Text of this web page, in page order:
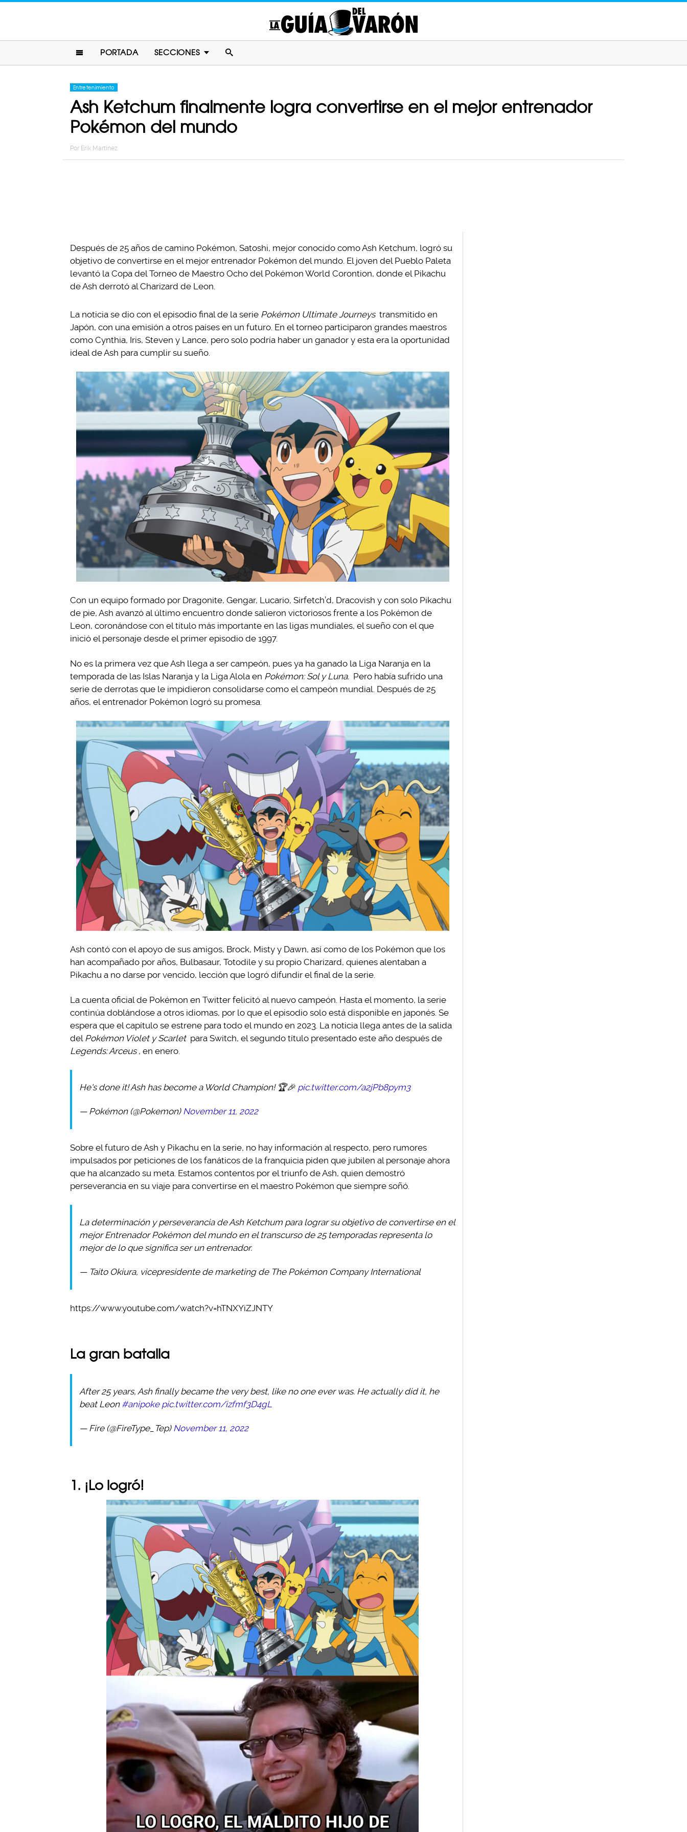
PORTADA SECCIONES
Entretenimiento
Ash Ketchum finalmente logra convertirse en el mejor entrenador
Pokémon del mundo
Por Erik Martinez
Después de 25 años de camino Pokémon, Satoshi, mejor conocido como Ash Ketchum, logró su
objetivo de convertirse en el mejor entrenador Pokémon del mundo. El joven del Pueblo Paleta
levantó la Copa del Torneo de Maestro Ocho del Pokémon World Corontion, donde el Pikachu
de Ash derrotó al Charizard de Leon.
La noticia se dio con el episodio final de la serie Pokémon Ultimate Journeys transmitido en
Japón, con una emisión a otros países en un futuro. En el torneo participaron grandes maestros
como Cynthia, Iris, Steven y Lance, pero solo podría haber un ganador y esta era la oportunidad
ideal de Ash para cumplir su sueño.
Con un equipo formado por Dragonite, Gengar, Lucario, Sirfetch’d, Dracovish y con solo Pikachu
de pie, Ash avanzó al último encuentro donde salieron victoriosos frente a los Pokémon de
Leon, coronándose con el título más importante en las ligas mundiales, el sueño con el que
inició el personaje desde el primer episodio de 1997.
No es la primera vez que Ash llega a ser campeón, pues ya ha ganado la Liga Naranja en la
temporada de las Islas Naranja y la Liga Alola en Pokémon: Sol y Luna. Pero había sufrido una
serie de derrotas que le impidieron consolidarse como el campeón mundial. Después de 25
años, el entrenador Pokémon logró su promesa.
Ash contó con el apoyo de sus amigos, Brock, Misty y Dawn, así como de los Pokémon que los
han acompañado por años, Bulbasaur, Totodile y su propio Charizard, quienes alentaban a
Pikachu a no darse por vencido, lección que logró difundir el final de la serie.
La cuenta oficial de Pokémon en Twitter felicitó al nuevo campeón. Hasta el momento, la serie
continúa doblándose a otros idiomas, por lo que el episodio solo está disponible en japonés. Se
espera que el capítulo se estrene para todo el mundo en 2023. La noticia llega antes de la salida
del Pokémon Violet y Scarlet para Switch, el segundo título presentado este año después de
Legends: Arceus , en enero.
He's done it! Ash has become a World Champion! 🏆🎉 pic.twitter.com/a2jPb8pym3
— Pokémon (@Pokemon) November 11, 2022
Sobre el futuro de Ash y Pikachu en la serie, no hay información al respecto, pero rumores
impulsados por peticiones de los fanáticos de la franquicia piden que jubilen al personaje ahora
que ha alcanzado su meta. Estamos contentos por el triunfo de Ash, quien demostró
perseverancia en su viaje para convertirse en el maestro Pokémon que siempre soñó.
La determinación y perseverancia de Ash Ketchum para lograr su objetivo de convertirse en el
mejor Entrenador Pokémon del mundo en el transcurso de 25 temporadas representa lo
mejor de lo que significa ser un entrenador.
— Taito Okiura, vicepresidente de marketing de The Pokémon Company International
https://www.youtube.com/watch?v=hTNXYiZJNTY
La gran batalla
After 25 years, Ash finally became the very best, like no one ever was. He actually did it, he
beat Leon #anipoke pic.twitter.com/izfmf3D4gL
— Fire (@FireType_Tep) November 11, 2022
1. ¡Lo logró!